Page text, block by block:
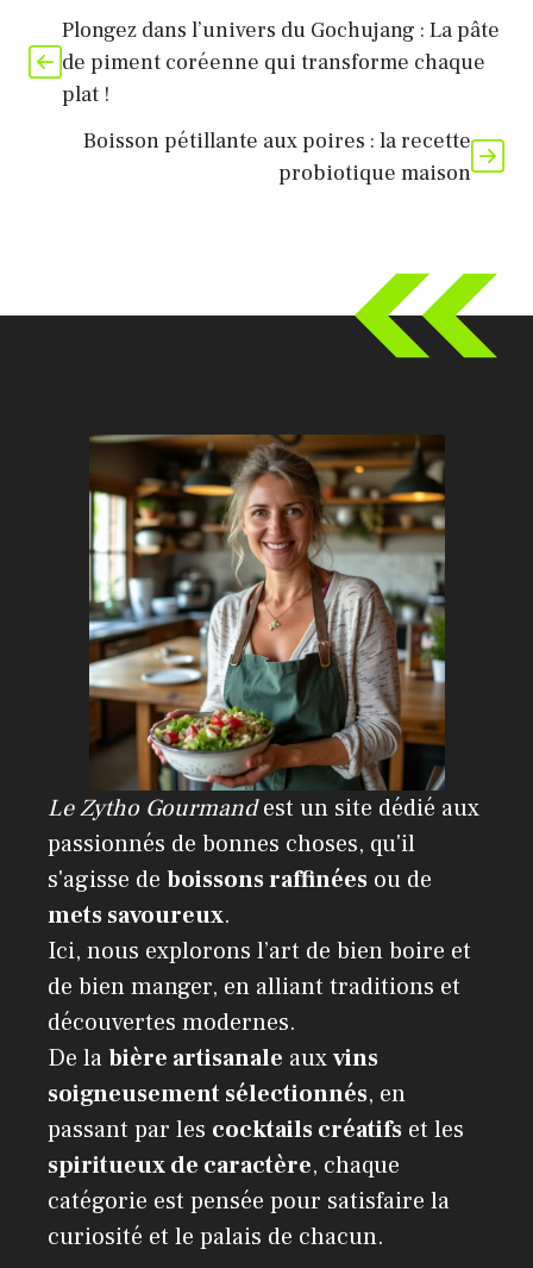
Plongez dans l’univers du Gochujang : La pâte
de piment coréenne qui transforme chaque
plat !
Boisson pétillante aux poires : la recette
probiotique maison
Le Zytho Gourmandest un site dédié aux
passionnés de bonnes choses, qu'il
s'agisse de boissons raffinées ou de
mets savoureux.
Ici, nous explorons l’art de bien boire et
de bien manger, en alliant traditions et
découvertes modernes.
De labière artisanale auxvins
soigneusement sélectionnés, en
passant par les cocktails créatifs et les
spiritueux de caractère, chaque
catégorie est pensée pour satisfaire la
curiosité et le palais de chacun.